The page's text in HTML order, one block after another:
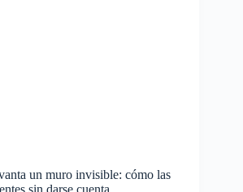
un muro invisible: cómo las